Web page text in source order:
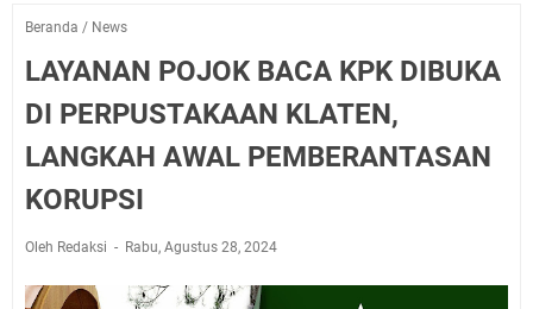
Beranda / News
LAYANAN POJOK BACA KPK DIBUKA
DI PERPUSTAKAAN KLATEN,
LANGKAH AWAL PEMBERANTASAN
KORUPSI
Oleh Redaksi Rabu, Agustus 28, 2024